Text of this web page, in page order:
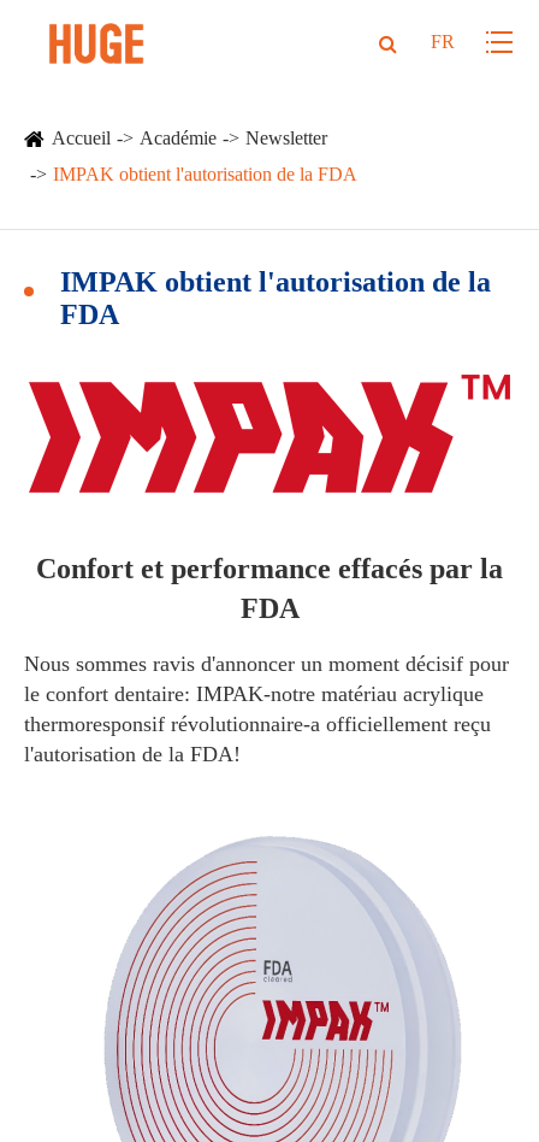
FR
Accueil Académie
Newsletter
IMPAK obtient l'autorisation de la FDA
IMPAK obtient l'autorisation de la
FDA
Confort et performance effacés par la
FDA
Nous sommes ravis d'annoncer un moment décisif pour
le confort dentaire: IMPAK-notre matériau acrylique
thermoresponsif révolutionnaire-a officiellement reçu
l'autorisation de la FDA!